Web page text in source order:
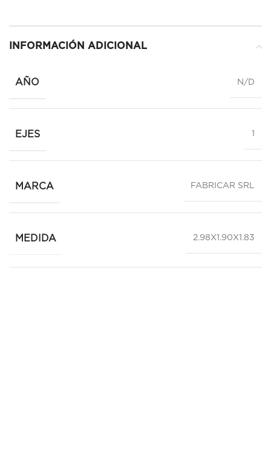
INFORMACIÓN ADICIONAL
AÑO N/D
EJES 1
MARCA FABRICAR SRL
MEDIDA 2.98X1.90X1.83